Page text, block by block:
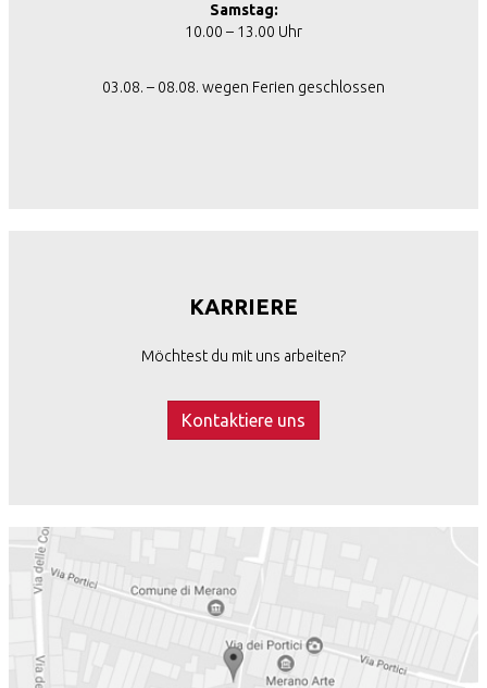
Samstag:
10.00 – 13.00 Uhr
03.08. – 08.08. wegen Ferien geschlossen
KARRIERE
Möchtest du mit uns arbeiten?
Kontaktiere uns